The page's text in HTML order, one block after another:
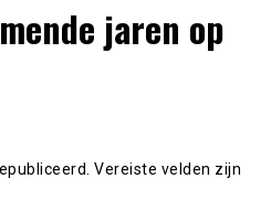
jaren op
Vereiste velden zijn